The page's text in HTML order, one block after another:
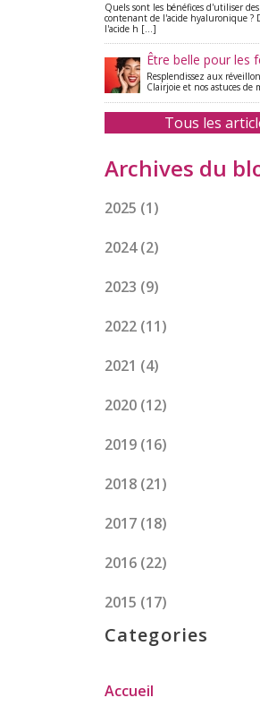
Quels sont les bénéfices d'utiliser
contenant de l'acide hyaluronique ?
l'acide h [...]
Être belle pour les
Resplendissez aux
Clairjoie et nos astuces de
Tous les
Archives du
2025 (1)
2024(2)
2023 (9)
2022 (11)
2021 (4)
2020 (12)
2019 (16)
2018 (21)
2017 (18)
2016 (22)
2015 (17)
Categories
Accueil